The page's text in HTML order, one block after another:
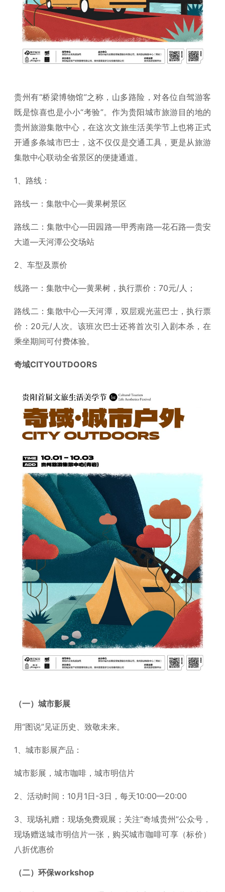
贵州有“桥梁博物馆”之称，山多路险，对各位自驾游客
既是惊喜也是小小“考验”。作为贵阳城市旅游目的地的
贵州旅游集散中心，在这次文旅生活美学节上也将正式
开通多条城市巴士，这不仅仅是交通工具，更是从旅游
集散中心联动全省景区的便捷通道。
1、路线：
路线一：集散中心—黄果树景区
路线二：集散中心—田园路—甲秀南路—花石路—贵安
大道—天河潭公交场站
2、车型及票价
线路一：集散中心—黄果树，执行票价：70元/人；
路线二：集散中心—天河潭，双层观光蓝巴士，执行票
价：20元/人次。该班次巴士还将首次引入剧本杀，在
乘坐期间可付费体验。
奇域CITYOUTDOORS
（一）城市影展
用“图说”见证历史、致敬未来。
1、城市影展产品：
城市影展，城市咖啡，城市明信片
2、活动时间：10月1日-3日，每天10:00—20:00
3、现场礼赠：现场免费观展；关注“奇域贵州”公众号，
现场赠送城市明信片一张，购买城市咖啡可享（标价）
八折优惠价
（二）环保workshop